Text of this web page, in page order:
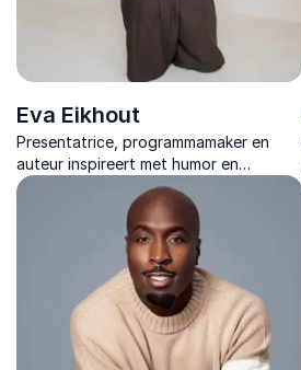
Eva Eikhout
Presentatrice, programmamaker en
auteur inspireert met humor en
persoonlijke verhalen over veerkracht,
inclusie en kansen creëren vanuit